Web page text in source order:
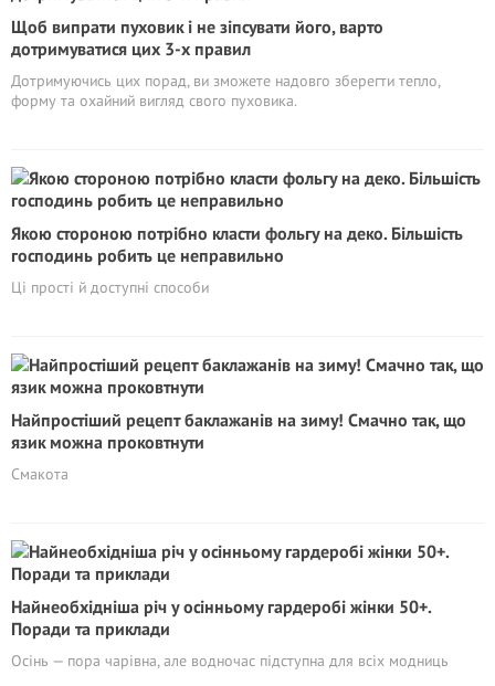
Щоб випрати пуховик і не зіпсувати його, варто
дотримуватися цих 3-х правил
Дотримуючись цих порад, ви зможете надовго зберегти тепло,
форму та охайний вигляд свого пуховика.
Якою стороною потрібно класти фольгу на деко. Більшість
господинь робить це неправильно
Ці прості й доступні способи
Найпростіший рецепт баклажанів на зиму! Смачно так, що
язик можна проковтнути
Смакота
Найнеобхідніша річ у осінньому гардеробі жінки 50+.
Поради та приклади
Осінь — пора чарівна, але водночас підступна для всіх модниць